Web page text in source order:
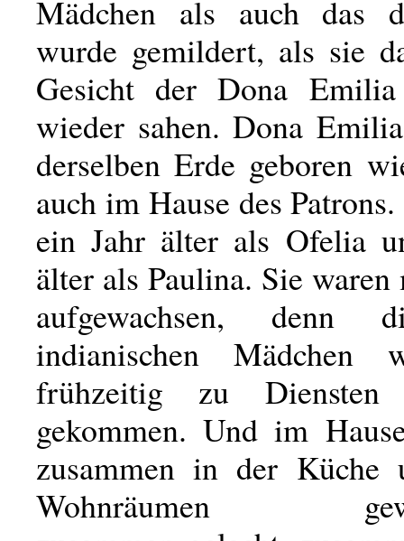
Mädchen als auch das
wurde gemildert, als sie
Gesicht der Dona
wieder sahen. Dona
derselben Erde geboren
auch im Hause des
ein Jahr älter als Ofelia
älter als Paulina. Sie
aufgewachsen, denn
indianischen Mädchen
frühzeitig zu
gekommen. Und im
zusammen in der Küche
Wohnräumen